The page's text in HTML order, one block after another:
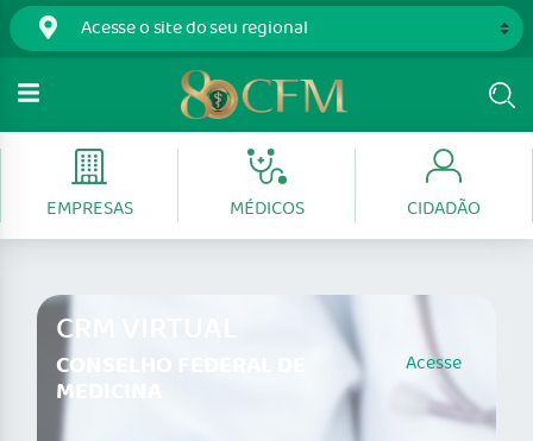
EMPRESAS MÉDICOS CIDADÃO
CRM VIRTUAL
CONSELHO FEDERAL DE
MEDICINA
Acesse